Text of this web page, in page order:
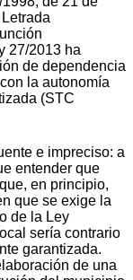
27/2013 ha
de dependencia
la autonomía
(STC
e impreciso: a
entender que
en principio,
que se exige la
de la Ley
sería contrario
garantizada.
de una